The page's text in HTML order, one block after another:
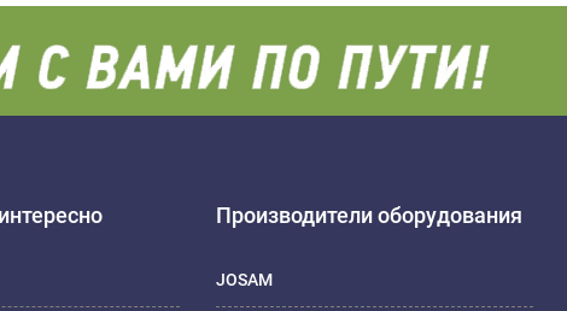
Производители оборудования
JOSAM